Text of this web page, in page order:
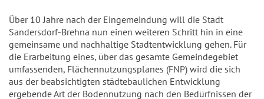
Über 10 Jahre nach der Eingemeindung will die Stadt
Sandersdorf-Brehna nun einen weiteren Schritt hin in eine
gemeinsame und nachhaltige Stadtentwicklung gehen. Für
die Erarbeitung eines, über das gesamte Gemeindegebiet
umfassenden, Flächennutzungsplanes (FNP) wird die sich
aus der beabsichtigten städtebaulichen Entwicklung
ergebende Art der Bodennutzung nach den Bedürfnissen der